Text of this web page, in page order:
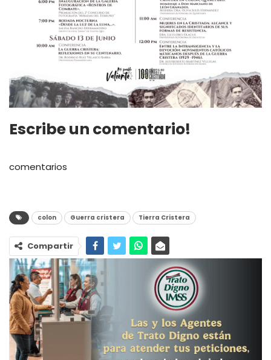
Escribe un comentario!
comentarios
colon Guerra cristera Tierra Cristera
Compartir